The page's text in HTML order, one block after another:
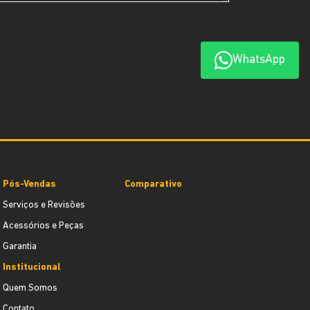
WhatsApp
Pós-Vendas
Serviços e Revisões
Acessórios e Peças
Garantia
Institucional
Quem Somos
Comparativo